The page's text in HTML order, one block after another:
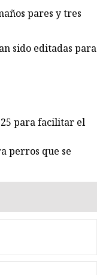
pares y tres
sido editadas para
para facilitar el
perros que se